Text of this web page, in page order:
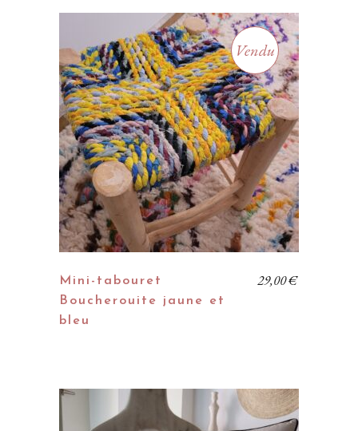
Vendu
Mini-tabouret
Boucherouite jaune et
bleu
29,00€